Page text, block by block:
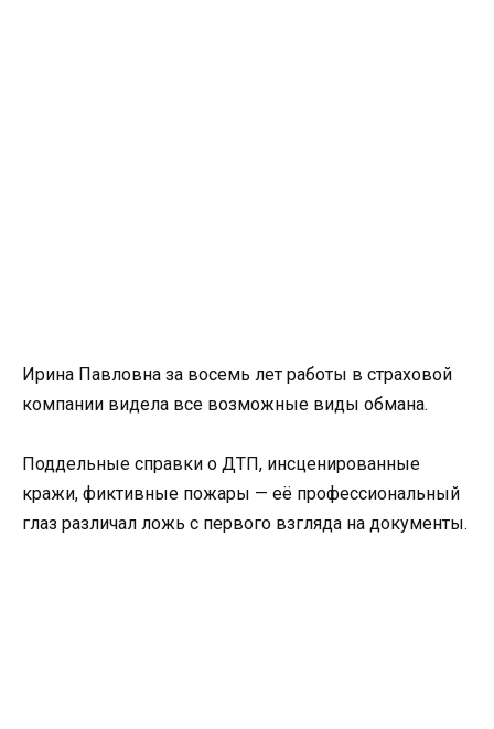
Ирина Павловна за восемь лет работы в страховой
компании видела все возможные виды обмана.
Поддельные справки о ДТП, инсценированные
кражи, фиктивные пожары — её профессиональный
глаз различал ложь с первого взгляда на документы.